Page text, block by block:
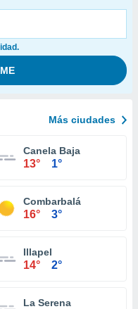
Más ciudades
Canela Baja
13° 1°
Combarbalá
16° 3°
Illapel
14° 2°
La Serena